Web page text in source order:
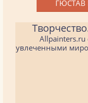
ГЮСТАВ
увлеченными